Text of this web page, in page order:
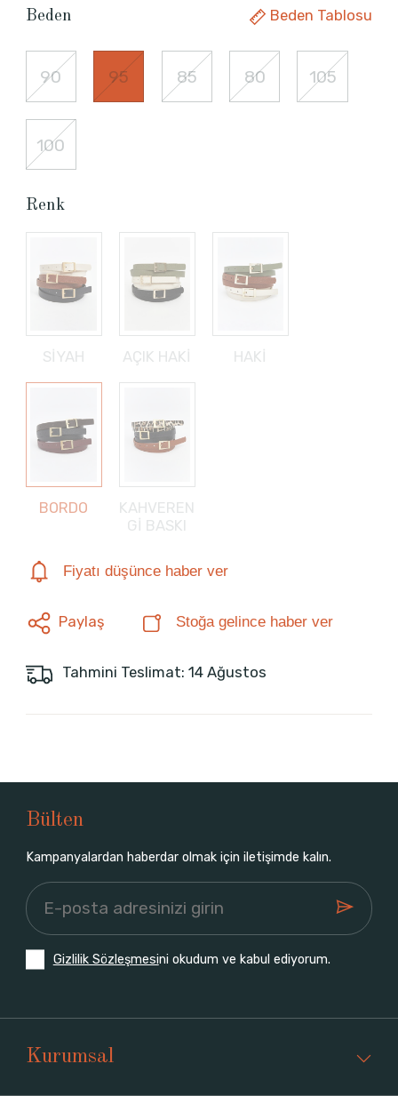
Beden Beden Tablosu
90 95 85 80 105
100
Renk
SİYAH AÇIK HAKİ HAKİ
BORDO
KAHVEREN
Gİ BASKI
Fiyatı düşünce haber ver
Paylaş Stoğa gelince haber ver
Tahmini Teslimat: 14 Ağustos
Bülten
Kampanyalardan haberdar olmak için iletişimde kalın.
Gizlilik Sözleşmesini okudum ve kabul ediyorum.
Kurumsal